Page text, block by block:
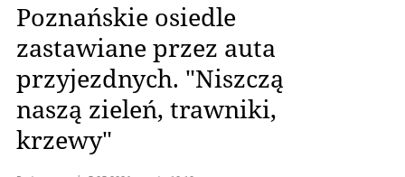
Poznańskie osiedle
zastawiane przez auta
przyjezdnych. "Niszczą
naszą zieleń, trawniki,
krzewy"